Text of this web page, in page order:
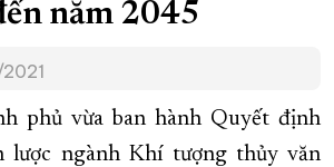
HÀNH CHÍNH
MỚI LỊCH CẮT ĐIỆN
năm 2045
phủ vừa ban hành Quyết định
lược ngành Khí tượng thủy văn